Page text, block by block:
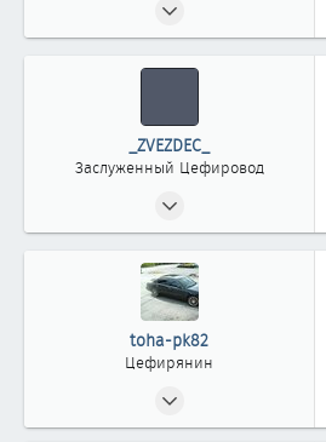
5 312
_ZVEZDEC_
Заслуженный Цефировод
1 930
toha-pk82
Цефирянин
451